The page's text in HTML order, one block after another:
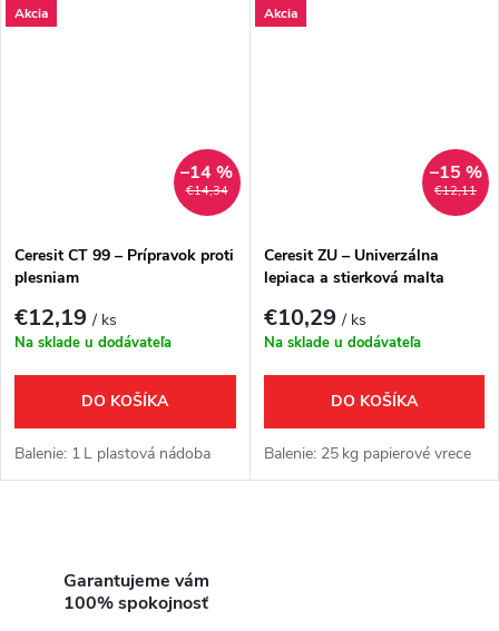
Akcia
€14,34
–14 %
Ceresit CT 99 – Prípravok proti
plesniam
€12,19/ ks
Na sklade u dodávateľa
DO KOŠÍKA
Balenie: 1 L plastová nádoba
Akcia
€12,11
–15 %
Ceresit ZU – Univerzálna
lepiaca a stierková malta
€10,29/ ks
Na sklade u dodávateľa
DO KOŠÍKA
Balenie: 25 kg papierové vrece
Garantujeme vám
100% spokojnosť